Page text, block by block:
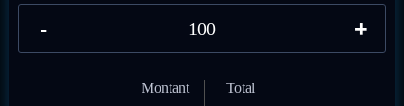
- +
Montant Total